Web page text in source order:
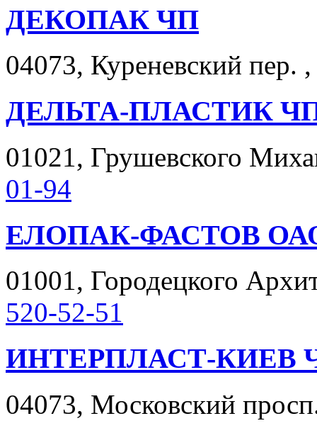
ДЕКОПАК ЧП
04073, Куреневский пер.
ДЕЛЬТА-ПЛАСТИК
01021, Грушевского
01-94
ЕЛОПАК-ФАСТОВ
01001, Городецкого
520-52-51
ИНТЕРПЛАСТ-КИЕВ
04073, Московский